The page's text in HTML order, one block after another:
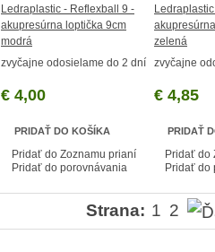
Ledraplastic - Reflexball 9 -
akupresúrna loptička 9cm
modrá
zvyčajne odosielame do 2 dní
€ 4,00
PRIDAŤ DO KOŠÍKA
Pridať do Zoznamu prianí
Pridať do porovnávania
zelená
zvyčajne
€ 4,85
PRIDAŤ
Pridať do
Pridať do
Strana: 1 2